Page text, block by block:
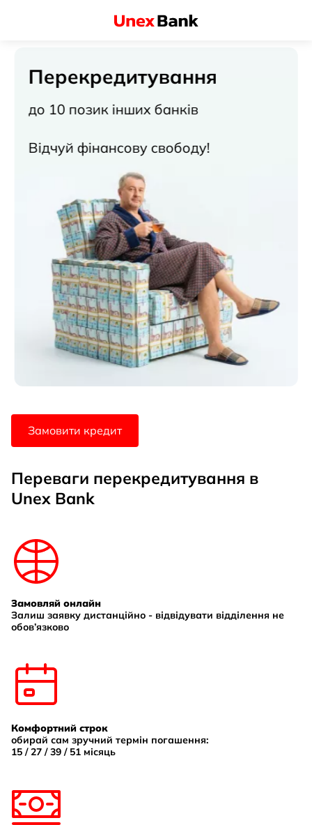
Перекредитування
до 10 позик інших банків
Відчуй фінансову свободу!
Замовити кредит
Переваги перекредитування в
Unex Bank
Замовляй онлайн
Залиш заявку дистанційно - відвідувати відділення не
обов’язково
Комфортний строк
обирай сам зручний термін погашення:
15 / 27 / 39 / 51 місяць